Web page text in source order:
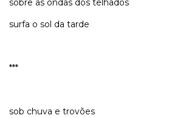
sobre as ondas dos telhados
surfa o sol da tarde
***
sob chuva e trovões